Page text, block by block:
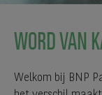
WORD VAN
Welkom bij BNP